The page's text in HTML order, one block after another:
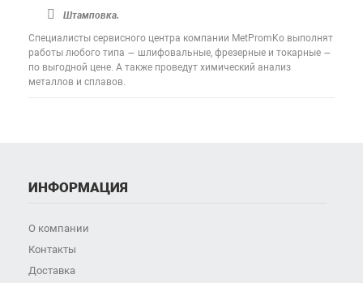
Штамповка.
Специалисты сервисного центра компании MetPromKo выполнят
работы любого типа — шлифовальные, фрезерные и токарные —
по выгодной цене. А также проведут химический анализ
металлов и сплавов.
ИНФОРМАЦИЯ
О компании
Контакты
Доставка